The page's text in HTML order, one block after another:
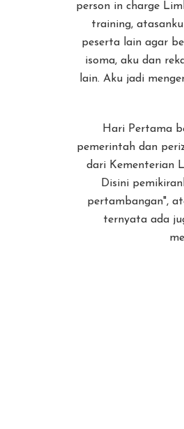
person in charge
training,
peserta lain agar
isoma, aku dan
lain. Aku jadi
Hari Pertama
pemerintah dan
dari Kementerian
Disini
pertambangan",
ternyata ada